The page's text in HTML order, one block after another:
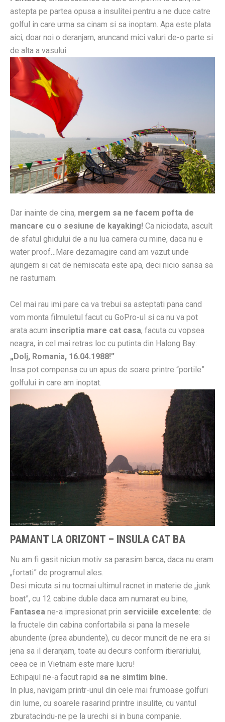
astepta pe partea opusa a insulitei pentru a ne duce catre
golful in care urma sa cinam si sa inoptam. Apa este plata
aici, doar noi o deranjam, aruncand mici valuri de-o parte si
de alta a vasului.
Dar inainte de cina, mergem sa ne facem pofta de
mancare cu o sesiune de kayaking! Ca niciodata, ascult
de sfatul ghidului de a nu lua camera cu mine, daca nu e
water proof…Mare dezamagire cand am vazut unde
ajungem si cat de nemiscata este apa, deci nicio sansa sa
ne rasturnam.
Cel mai rau imi pare ca va trebui sa asteptati pana cand
vom monta filmuletul facut cu GoPro-ul si ca nu va pot
arata acum inscriptia mare cat casa, facuta cu vopsea
neagra, in cel mai retras loc cu putinta din Halong Bay:
„Dolj, Romania, 16.04.1988!”
Insa pot compensa cu un apus de soare printre “portile”
golfului in care am inoptat.
PAMANT LA ORIZONT – INSULA CAT BA
Nu am fi gasit niciun motiv sa parasim barca, daca nu eram
„fortati” de programul ales.
Desi micuta si nu tocmai ultimul racnet in materie de „junk
boat”, cu 12 cabine duble daca am numarat eu bine,
Fantasea ne-a impresionat prin serviciile excelente: de
la fructele din cabina confortabila si pana la mesele
abundente (prea abundente), cu decor muncit de ne era si
jena sa il deranjam, toate au decurs conform itierariului,
ceea ce in Vietnam este mare lucru!
Echipajul ne-a facut rapid sa ne simtim bine.
In plus, navigam printr-unul din cele mai frumoase golfuri
din lume, cu soarele rasarind printre insulite, cu vantul
zburatacindu-ne pe la urechi si in buna companie.